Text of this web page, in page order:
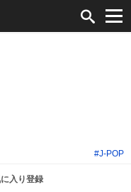
#J-POP
入り登録